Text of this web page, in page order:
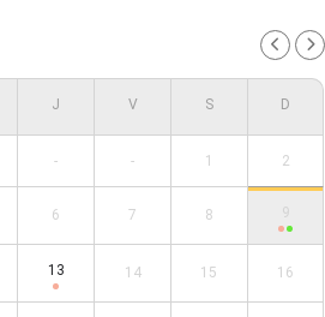
- - 1 2
6 7 8 9
13 14 15 16